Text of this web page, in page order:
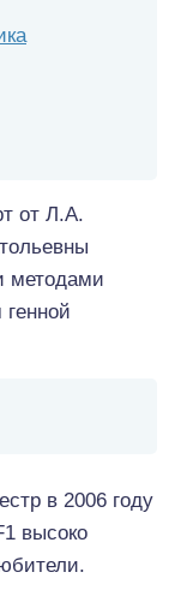
от Л.А.
методами
в 2006 году
высоко